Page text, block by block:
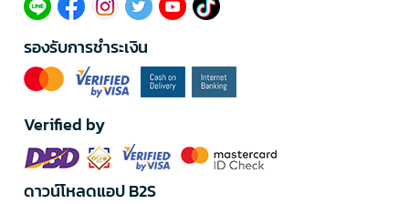
รองรับการชำระเงิน
Verified by
ดาวน์โหลดแอป B2S